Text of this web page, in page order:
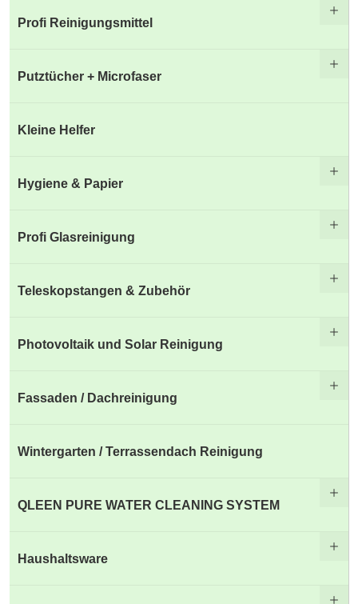
Profi Reinigungsmittel
Putztücher + Microfaser
Kleine Helfer
Hygiene & Papier
Profi Glasreinigung
Teleskopstangen & Zubehör
Photovoltaik und Solar Reinigung
Fassaden / Dachreinigung
Wintergarten / Terrassendach Reinigung
QLEEN PURE WATER CLEANING SYSTEM
Haushaltsware